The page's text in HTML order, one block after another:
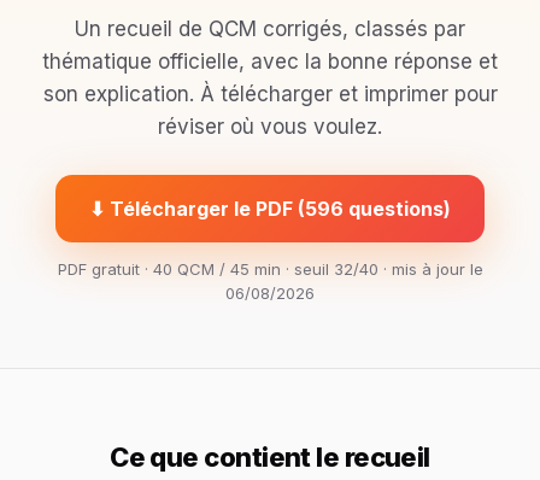
Examens blancs
Cours
Se connecter Commencer
Un recueil de QCM corrigés, classés par
thématique officielle, avec la bonne réponse et
son explication. À télécharger et imprimer pour
réviser où vous voulez.
⬇ Télécharger le PDF (596 questions)
PDF gratuit · 40 QCM / 45 min · seuil 32/40 · mis à jour le
06/08/2026
Ce que contient le recueil